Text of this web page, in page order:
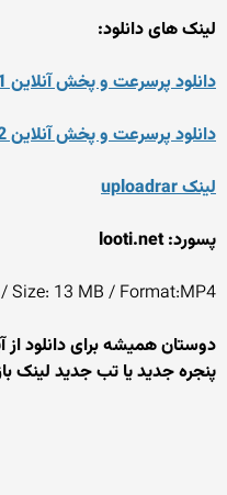
لینک های دانلود:
دانلود پرسرعت و پخش آنلاین 1
دانلود پرسرعت و پخش آنلاین 2
لینک uploadrar
پسورد: looti.net
Size: 13 MB / Format:MP4
پنجره جدید یا تب جدید لینک